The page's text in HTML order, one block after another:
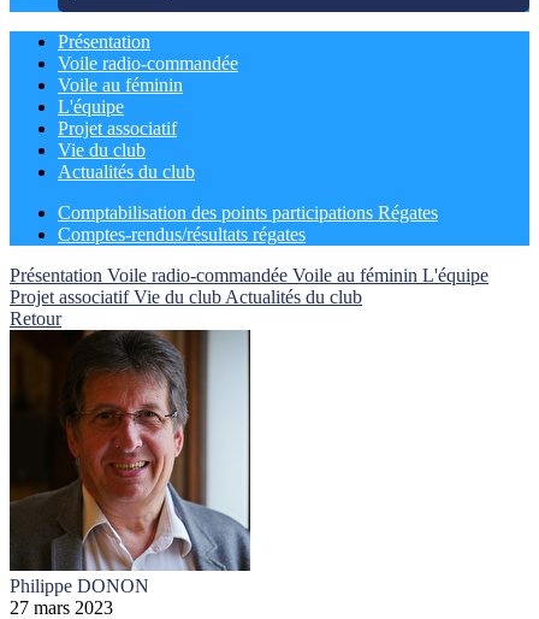
Présentation
Voile radio-commandée
Voile au féminin
L'équipe
Projet associatif
Vie du club
Actualités du club
Comptabilisation des points participations Régates
Comptes-rendus/résultats régates
Présentation Voile radio-commandée Voile au féminin L'équipe
Projet associatifVie du club Actualités du club
Retour
Philippe DONON
27 mars 2023